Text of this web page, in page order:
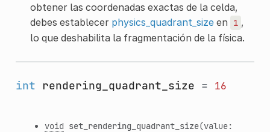
obtener las coordenadas exactas de la celda,
debes establecer physics_quadrant_sizeen 1 ,
lo que deshabilita la fragmentación de la física.
int rendering_quadrant_size = 16
void set_rendering_quadrant_size(value: